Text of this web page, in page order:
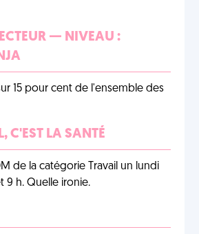
— NIVEAU :
15 pour cent de l'ensemble des
C'EST LA SANTÉ
de la catégorie Travail un lundi
9 h. Quelle ironie.